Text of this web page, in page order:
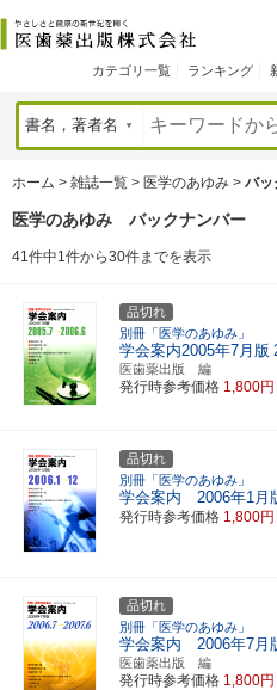
カテゴリ一覧 ランキング
ホーム > 雑誌一覧 > 医学のあゆみ > バッ
医学のあゆみ バックナンバー
41件中1件から30件までを表示
品切れ
別冊「医学のあゆみ」
学会案内2005年7月版
医歯薬出版 編
発行時参考価格 1,800円
品切れ
別冊「医学のあゆみ」
学会案内 2006年1月
発行時参考価格 1,800円
品切れ
別冊「医学のあゆみ」
学会案内 2006年7月
医歯薬出版 編
発行時参考価格 1,800円